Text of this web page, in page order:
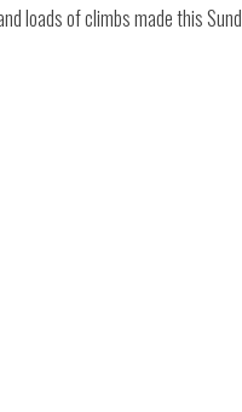
loads of climbs made this